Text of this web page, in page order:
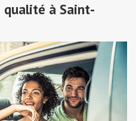
qualité à Saint-